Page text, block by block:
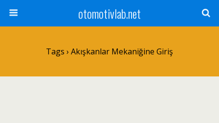
otomotivlab.net
Tags › Akışkanlar Mekaniğine Giriş